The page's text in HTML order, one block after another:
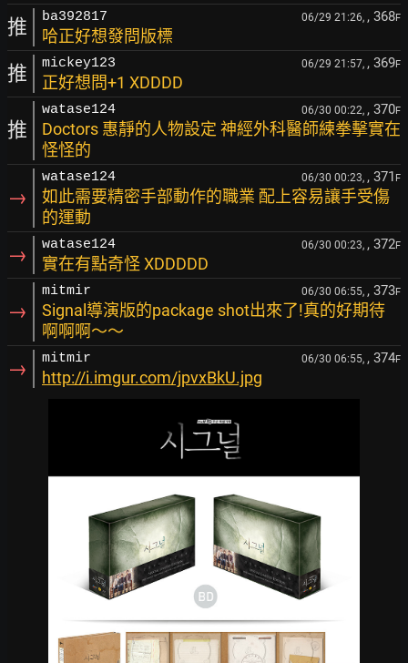
推 ba392817 06/29 21:26, , 368F
哈正好想發問版標
推 mickey123 06/29 21:57, , 369F
正好想問+1 XDDDD
推
watase124 06/30 00:22, , 370F
Doctors 惠靜的人物設定 神經外科醫師練拳擊實在
怪怪的
→
watase124 06/30 00:23, , 371 F
如此需要精密手部動作的職業 配上容易讓手受傷
的運動
→ watase124 06/30 00:23, , 372F
實在有點奇怪 XDDDDD
→
mitmir 06/30 06:55, , 373F
Signal導演版的package shot出來了!真的好期待
啊啊啊～～
→ mitmir 06/30 06:55, , 374F
http://i.imgur.com/jpvxBkU.jpg